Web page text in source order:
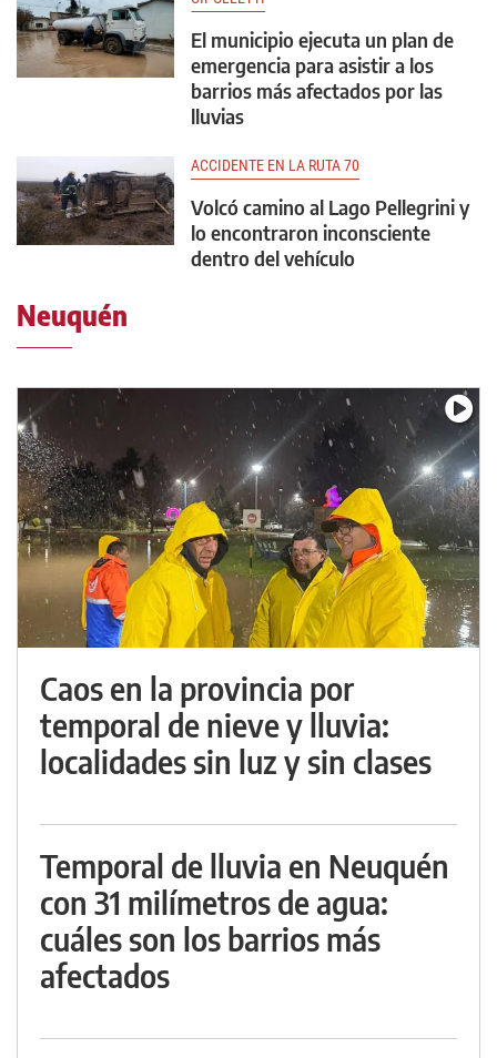
El municipio ejecuta un plan de
emergencia para asistir a los
barrios más afectados por las
lluvias
ACCIDENTE EN LA RUTA 70
Volcó camino al Lago Pellegrini y
lo encontraron inconsciente
dentro del vehículo
Neuquén
Caos en la provincia por
temporal de nieve y lluvia:
localidades sin luz y sin clases
Temporal de lluvia en Neuquén
con 31 milímetros de agua:
cuáles son los barrios más
afectados